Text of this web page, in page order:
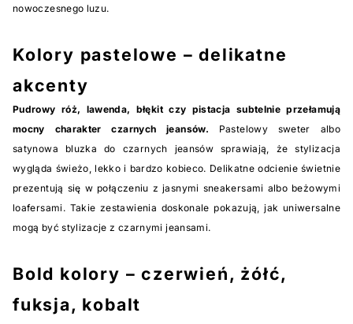
nowoczesnego luzu.
Kolory pastelowe – delikatne
akcenty
Pudrowy róż, lawenda, błękit czy pistacja subtelnie przełamują
mocny charakter czarnych jeansów. Pastelowy sweter albo
satynowa bluzka do czarnych jeansów sprawiają, że stylizacja
wygląda świeżo, lekko i bardzo kobieco. Delikatne odcienie świetnie
prezentują się w połączeniu z jasnymi sneakersami albo beżowymi
loafersami. Takie zestawienia doskonale pokazują, jak uniwersalne
mogą być stylizacje z czarnymi jeansami.
Bold kolory – czerwień, żółć,
fuksja, kobalt